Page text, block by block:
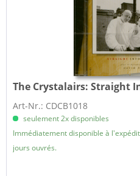
The Crystalairs: Straight
Art-Nr.: CDCB1018
seulement 2x disponibles
Immédiatement disponible à
jours ouvrés.